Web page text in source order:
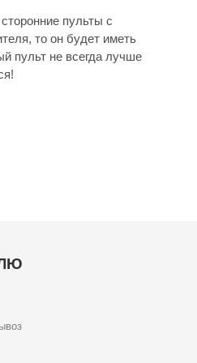
пульты с
то он будет иметь
пульт не всегда лучше